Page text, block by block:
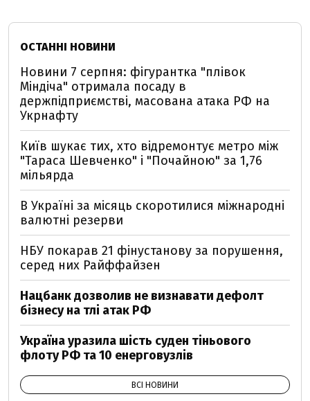
ОСТАННІ НОВИНИ
Новини 7 серпня: фігурантка "плівок
Міндіча" отримала посаду в
держпідприємстві, масована атака РФ на
Укрнафту
Київ шукає тих, хто відремонтує метро між
"Тараса Шевченко" і "Почайною" за 1,76
мільярда
В Україні за місяць скоротилися міжнародні
валютні резерви
НБУ покарав 21 фінустанову за порушення,
серед них Райффайзен
Нацбанк дозволив не визнавати дефолт
бізнесу на тлі атак РФ
Україна уразила шість суден тіньового
флоту РФ та 10 енерговузлів
ВСІ НОВИНИ